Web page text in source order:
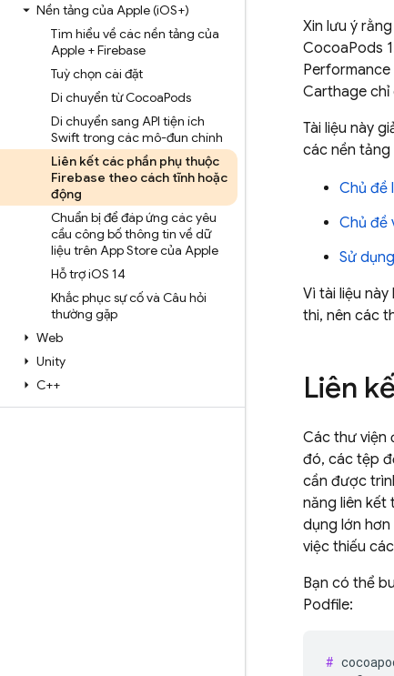
Nền tảng của Apple (iOS+)
Tìm hiểu về các nền tảng của
Apple + Firebase
Tuỳ chọn cài đặt
Di chuyển từ CocoaPods
Di chuyển sang API tiện ích
Swift trong các mô-đun chính
Liên kết các phần phụ thuộc
Firebase theo cách tĩnh hoặc
động
Chuẩn bị để đáp ứng các yêu
cầu công bố thông tin về dữ
liệu trên App Store của Apple
Hỗ trợ iOS 14
Khắc phục sự cố và Câu hỏi
thường gặp
Web
Unity
C++
Xin lưu ý
CocoaPods
Carthage chỉ
Tài liệu này
các nền tảng
Chủ đề
Chủ đề
Sử
Vì tài liệu
thi, nên các
Liên
Các thư viện
đó, các tệp
cần được
năng liên kết
dụng lớn
việc thiếu
Bạn có thể
Podfile:
#